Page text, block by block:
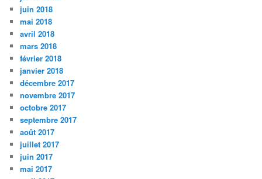
juin 2018
mai 2018
avril 2018
mars 2018
février 2018
janvier 2018
décembre 2017
novembre 2017
octobre 2017
septembre 2017
août 2017
juillet 2017
juin 2017
mai 2017